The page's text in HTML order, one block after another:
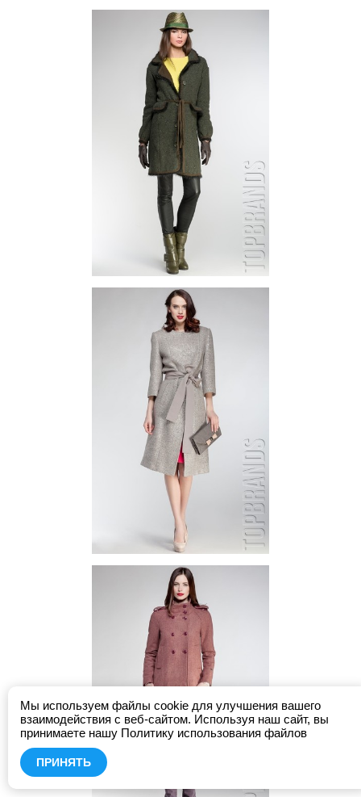
Мы используем файлы cookie для улучшения вашего
взаимодействия с веб-сайтом. Используя наш сайт, вы
принимаете нашу Политику использования файлов
ПРИНЯТЬ